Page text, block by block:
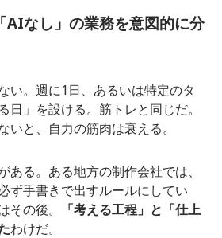
AIなし」の業務を意図的に分
い。週に1日、あるいは特定のタ
日」を設ける。筋トレと同じだ。
いと、自力の筋肉は衰える。
ある。ある地方の制作会社では、
ず手書きで出すルールにしてい
その後。
「考える工程」と「仕上
わけだ。